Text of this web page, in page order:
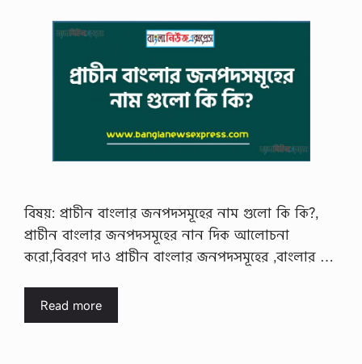
বিষয়: প্রাচীন বাংলার জনপদসমূহের নাম গুলো কি কি?,
প্রাচীন বাংলার জনপদসমূহের নান দিক আলোচনা
করো,বিবরণ দাও প্রাচীন বাংলার জনপদসমূহের ,বাংলার …
Read more